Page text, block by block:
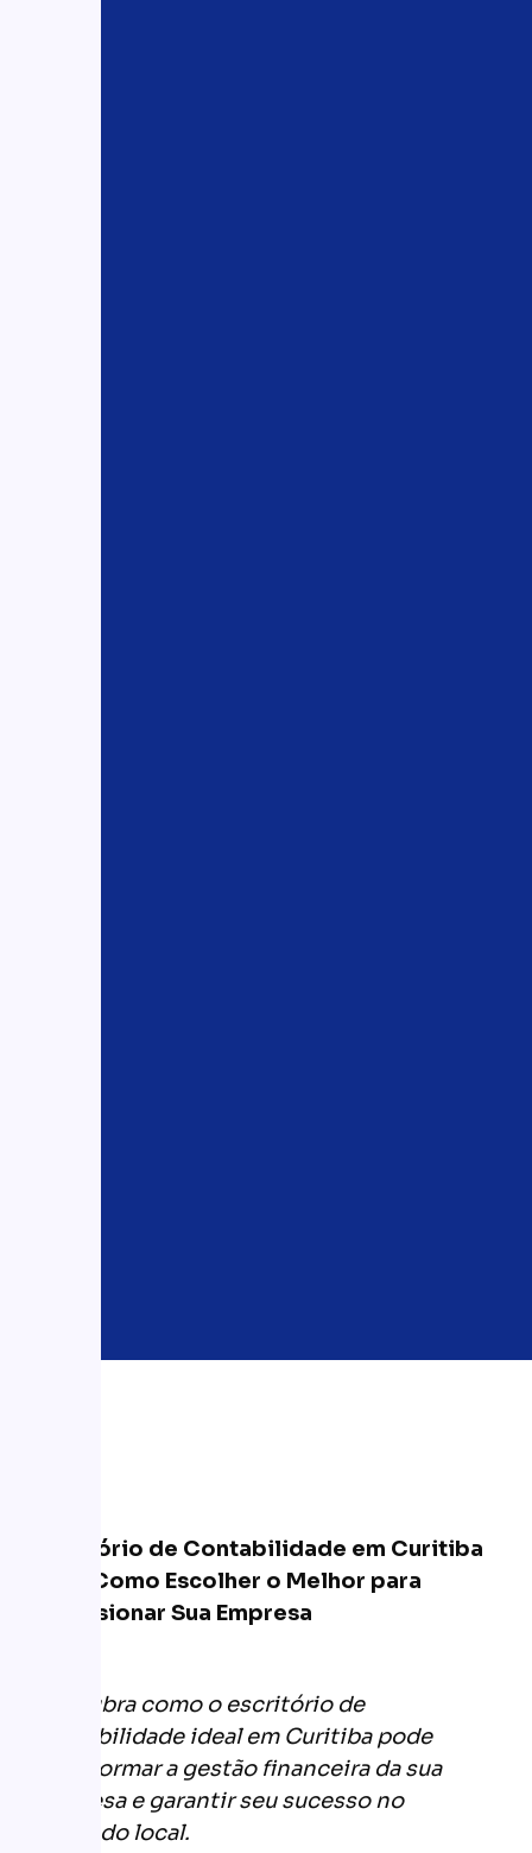
Escritório de Contabilidade em Curitiba
– PR: Como Escolher o Melhor para
Impulsionar Sua Empresa
Descubra como o escritório de
contabilidade ideal em Curitiba pode
transformar a gestão financeira da sua
empresa e garantir seu sucesso no
mercado local.